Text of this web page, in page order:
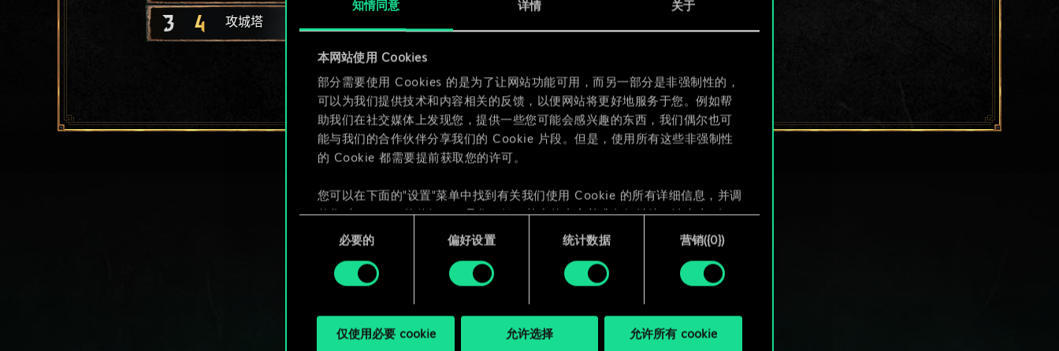
知情同意 详情 关于
本网站使用 Cookies
部分需要使用 Cookies 的是为了让网站功能可用，而另一部分是非强制性的，
可以为我们提供技术和内容相关的反馈，以便网站将更好地服务于您。例如帮
助我们在社交媒体上发现您，提供一些您可能会感兴趣的东西，我们偶尔也可
能与我们的合作伙伴分享我们的 Cookie 片段。但是，使用所有这些非强制性
的 Cookie 都需要提前获取您的许可。
您可以在下面的"设置"菜单中找到有关我们使用 Cookie 的所有详细信息，并调
整您对 Cookie 的偏好。一旦您了解了其中的内容并准备好继续，请点击"确
定"。
必要的 偏好设置 统计数据 营销({0})
仅使用必要 cookie 允许选择 允许所有 cookie
3 4 攻城塔